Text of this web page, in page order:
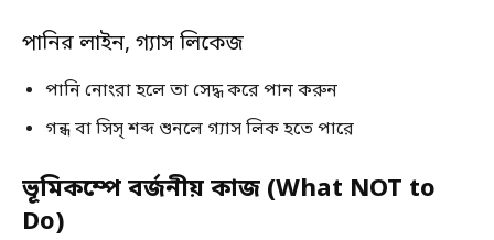
পানির লাইন, গ্যাস লিকেজ
পানি নোংরা হলে তা সেদ্ধ করে পান করুন
গন্ধ বা সিস্ শব্দ শুনলে গ্যাস লিক হতে পারে
ভূমিকম্পে বর্জনীয় কাজ (What NOT to
Do)